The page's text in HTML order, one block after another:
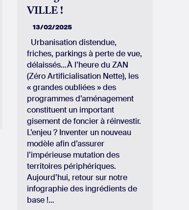
VILLE !
13/02/2025
Urbanisation distendue,
friches, parkings à perte de vue,
délaissés…À l’heure du ZAN
(Zéro Artificialisation Nette), les
« grandes oubliées » des
programmes d’aménagement
constituent un important
gisement de foncier à réinvestir.
L’enjeu ? Inventer un nouveau
modèle afin d’assurer
l’impérieuse mutation des
territoires périphériques.
Aujourd’hui, retour sur notre
infographie des ingrédients de
base !…